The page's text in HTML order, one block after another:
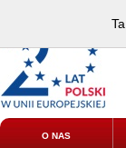
O NAS